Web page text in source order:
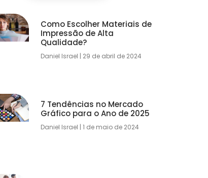
Como Escolher Materiais de
Impressão de Alta
Qualidade?
Daniel Israel 29 de abril de 2024
7 Tendências no Mercado
Gráfico para o Ano de 2025
Daniel Israel 1 de maio de 2024